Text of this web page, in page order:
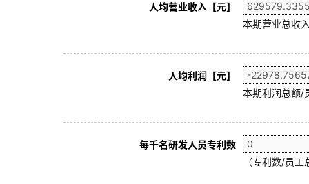
人均营业收入【元】
本期营业总收
人均利润【元】
本期利润总额/
每千名研发人员专利数
（专利数/员